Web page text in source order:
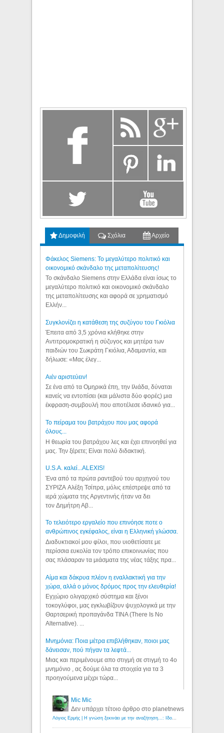
Δημοφιλή Σχόλια Αρχείο
Φάκελος Siemens: Το μεγαλύτερο πολιτικό και
οικονομικό σκάνδαλο της μεταπολίτευσης!
Το σκάνδαλο Siemens στην Ελλάδα είναι ίσως το
μεγαλύτερο πολιτικό και οικονομικό σκάνδαλο
της μεταπολίτευσης και αφορά σε χρηματισμό
Ελλήν...
Συγκλονίζει η κατάθεση της συζύγου του Γκιόλια
Έπειτα από 3,5 χρόνια κλήθηκε στην
Αντιτρομοκρατική η σύζυγος και μητέρα των
παιδιών του Σωκράτη Γκιόλια, Αδαμαντία, και
δήλωσε: «Μας έλεγ...
Aιέν αριστεύειν!
Σε ένα από τα Ομηρικά έπη, την Ιλιάδα, δύναται
κανείς να εντοπίσει (και μάλιστα δύο φορές) μια
έκφραση-συμβουλή που αποτέλεσε ιδανικό για...
Το πείραμα του βατράχου που μας αφορά
όλους...
Η θεωρία του βατράχου λες και έχει επινοηθεί για
μας. Την ξέρετε; Είναι πολύ διδακτική.
U.S.A. καλεί...ALEXIS!
Ένα από τα πρώτα ραντεβού του αρχηγού του
ΣΥΡΙΖΑ Αλέξη Τσίπρα, μόλις επέστρεψε από τα
ιερά χώματα της Αργεντινής ήταν να δει
τον Δημήτρη Αβ...
Το τελειότερο εργαλείο που επινόησε ποτε ο
ανθρώπινος εγκέφαλος, είναι η Ελληνική γλώσσα.
Διαδυκτιακοί μου φίλοι, που υιοθετίσατε με
περίσσια ευκολία τον τρόπο επικοινωνίας που
σας πλάσαραν τα μιάσματα της νέας τάξης πρα...
Αίμα και δάκρυα πλέον η εναλλακτική για την
χώρα, αλλά ο μόνος δρόμος προς την ελευθερία!
Εγχώριο ολιγαρχικό σύστημα και ξένοι
τοκογλύφοι, μας εγκλωβίζουν ψυχολογικά με την
Θαρτσερική προπαγάνδα TINA (There Is No
Alternative). ...
Μνημόνια: Ποια μέτρα επιβλήθηκαν, ποιοι μας
δάνεισαν, πού πήγαν τα λεφτά...
Μιας και περιμένουμε απο στιγμή σε στιγμή το 4ο
μνημόνιο , ας δούμε όλα τα στοιχεία για τα 3
προηγούμενα μέχρι τώρα...
Mic Mic
Δεν υπάρχει τέτοιο άρθρο στο planetnews